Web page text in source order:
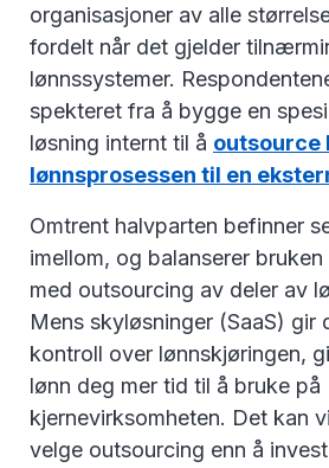
organisasjoner av alle
fordelt når det gjelder
lønnssystemer.
spekteret fra å bygge en
løsning internt til å outsource
lønnsprosessen til en
Omtrent halvparten befinner
imellom, og balanserer
med outsourcing av deler av
Mens skyløsninger (SaaS) gir
kontroll over lønnskjøringen,
lønn deg mer tid til å bruke på
kjernevirksomheten. Det kan
velge outsourcing enn å